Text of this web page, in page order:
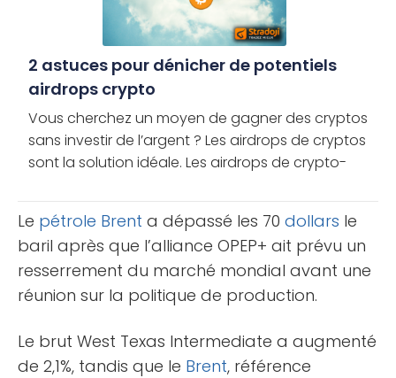
2 astuces pour dénicher de potentiels
airdrops crypto
Vous cherchez un moyen de gagner des cryptos
sans investir de l’argent ? Les airdrops de cryptos
sont la solution idéale. Les airdrops de crypto-
Le pétrole Brent a dépassé les 70 dollars le
baril après que l’alliance OPEP+ ait prévu un
resserrement du marché mondial avant une
réunion sur la politique de production.
Le brut West Texas Intermediate a augmenté
de 2,1%, tandis que le Brent, référence